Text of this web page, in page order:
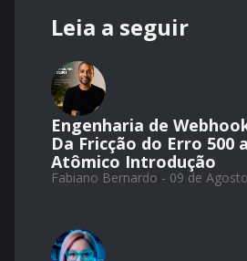
Leia a seguir
Engenharia de
Da Fricção do Erro 500
Atômico Introdução
Fabiano Bernardo - 09 de Agosto